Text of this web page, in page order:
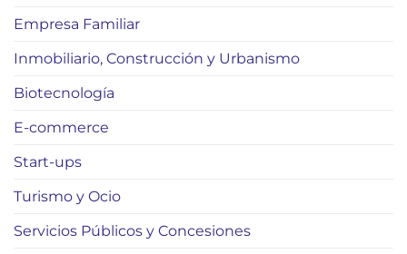
Empresa Familiar
Inmobiliario, Construcción y Urbanismo
Biotecnología
E-commerce
Start-ups
Turismo y Ocio
Servicios Públicos y Concesiones